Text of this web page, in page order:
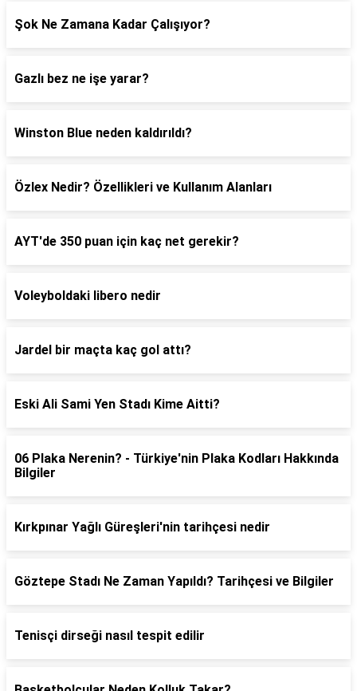
Şok Ne Zamana Kadar Çalışıyor?
Gazlı bez ne işe yarar?
Winston Blue neden kaldırıldı?
Özlex Nedir? Özellikleri ve Kullanım Alanları
AYT'de 350 puan için kaç net gerekir?
Voleyboldaki libero nedir
Jardel bir maçta kaç gol attı?
Eski Ali Sami Yen Stadı Kime Aitti?
06 Plaka Nerenin? - Türkiye'nin Plaka Kodları Hakkında
Bilgiler
Kırkpınar Yağlı Güreşleri'nin tarihçesi nedir
Göztepe Stadı Ne Zaman Yapıldı? Tarihçesi ve Bilgiler
Tenisçi dirseği nasıl tespit edilir